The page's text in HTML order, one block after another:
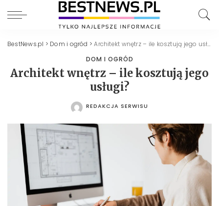
BestNews.pl > Dom i ogród >Architekt wnętrz – ile kosztują jego usługi?
DOM I OGRÓD
Architekt wnętrz – ile kosztują jego
usługi?
POSTED
REDAKCJA SERWISU